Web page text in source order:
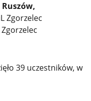
39 uczestników, w